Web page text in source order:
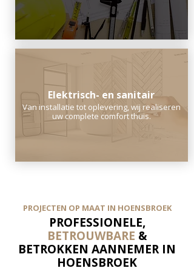
Elektrisch- en sanitair
Van installatie tot oplevering, wij realiseren
uw complete comfort thuis.
PROJECTEN OP MAAT IN HOENSBROEK
PROFESSIONELE,
BETROUWBARE &
BETROKKEN AANNEMER IN
HOENSBROEK